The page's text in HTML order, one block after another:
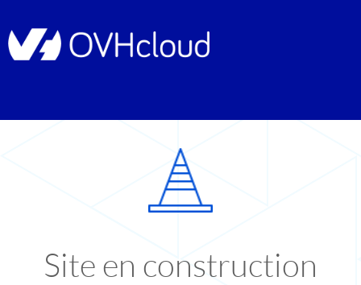
Site en construction